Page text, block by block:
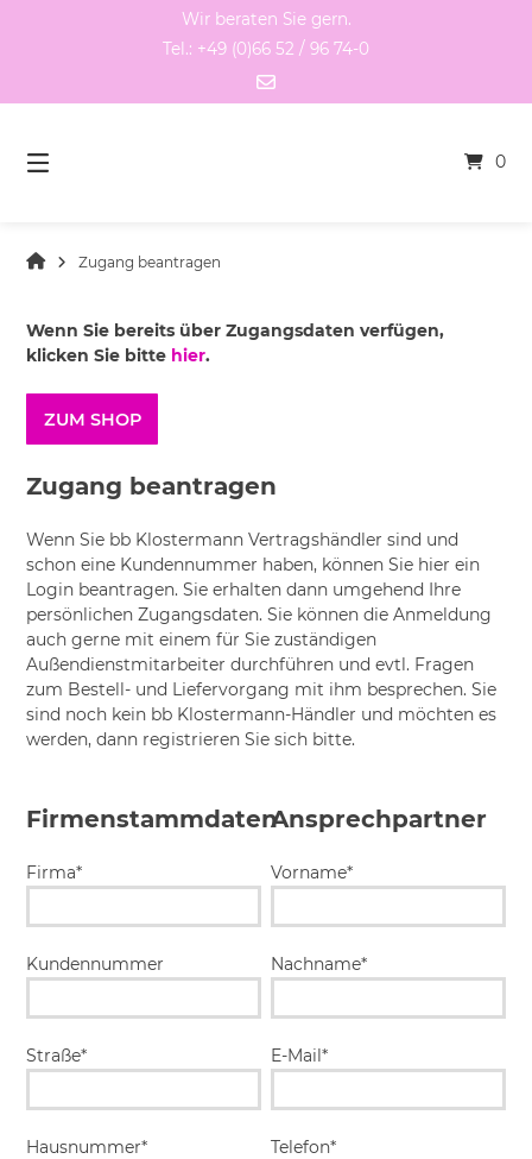
Wir beraten Sie gern.
Tel.: +49 (0)66 52 / 96 74-0
0
Zugang beantragen
Wenn Sie bereits über Zugangsdaten verfügen,
klicken Sie bitte hier.
ZUM SHOP
Zugang beantragen
Wenn Sie bb Klostermann Vertragshändler sind und
schon eine Kundennummer haben, können Sie hier ein
Login beantragen. Sie erhalten dann umgehend Ihre
persönlichen Zugangsdaten. Sie können die Anmeldung
auch gerne mit einem für Sie zuständigen
Außendienstmitarbeiter durchführen und evtl. Fragen
zum Bestell- und Liefervorgang mit ihm besprechen. Sie
sind noch kein bb Klostermann-Händler und möchten es
werden, dann registrieren Sie sich bitte.
Firmenstammdaten
Firma*
Kundennummer
Straße*
Hausnummer*
Ansprechpartner
Vorname*
Nachname*
E-Mail*
Telefon*